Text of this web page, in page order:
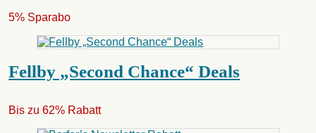
5% Sparabo
Fellby „Second Chance“ Deals
Bis zu 62% Rabatt